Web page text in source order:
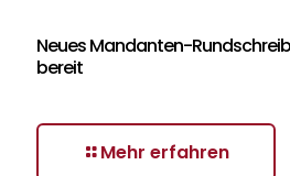
Neues Mandanten-
bereit
Mehr erfahren